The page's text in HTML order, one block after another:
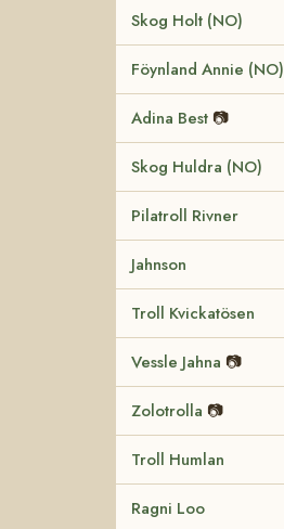
Skog Holt (NO)
Föynland Annie (NO)
Adina Best 📷
Skog Huldra (NO)
Pilatroll Rivner
Jahnson
Troll Kvickatösen
Vessle Jahna 📷
Zolotrolla 📷
Troll Humlan
Ragni Loo